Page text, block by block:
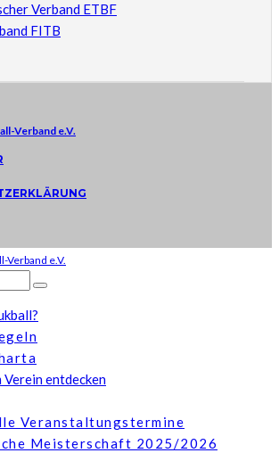
Verband ETBF
FITB
Verein entdecken
Veranstaltungstermine
Meisterschaft 2025/2026